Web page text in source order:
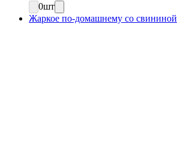
0шт
Жаркое по-домашнему со свининой